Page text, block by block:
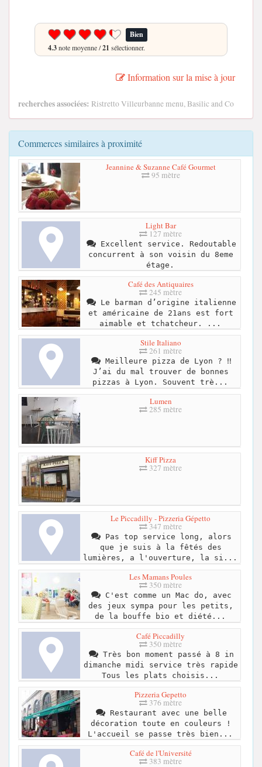
Bien
4.3note moyenne /21 sélectionner.
Information sur la mise à jour
recherches associées: Ristretto Villeurbanne menu, Basilic and Co
Commerces similaires à proximité
Jeannine & Suzanne Café Gourmet
95 mètre
Light Bar
127 mètre
Excellent service. Redoutable
concurrent à son voisin du 8eme
étage.
Café des Antiquaires
245 mètre
Le barman d’origine italienne
et américaine de 21ans est fort
aimable et tchatcheur. ...
Stile Italiano
261 mètre
Meilleure pizza de Lyon ? ‼
J’ai du mal trouver de bonnes
pizzas à Lyon. Souvent trè...
Lumen
285 mètre
Kiff Pizza
327 mètre
Le Piccadilly - Pizzeria Gépetto
347 mètre
Pas top service long, alors
que je suis à la fêtés des
lumières, a l'ouverture, la si...
Les Mamans Poules
350 mètre
C'est comme un Mac do, avec
des jeux sympa pour les petits,
de la bouffe bio et diété...
Café Piccadilly
350 mètre
Très bon moment passé à 8 in
dimanche midi service très rapide
Tous les plats choisis...
Pizzeria Gepetto
376 mètre
Restaurant avec une belle
décoration toute en couleurs !
L'accueil se passe très bien...
Café de l'Université
383 mètre